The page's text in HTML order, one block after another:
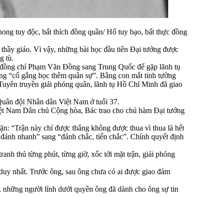
tuy độc, bất thích đồng quần/ Hổ tuy bạo, bất thực đồng
giáo. Vì vậy, những bài học đầu tiên Đại tướng được
tù.
chí Phạm Văn Đồng sang Trung Quốc để gặp lãnh tụ
“cố gắng học thêm quân sự”. Bằng con mắt tinh tường
truyền giải phóng quân, lãnh tụ Hồ Chí Minh đã giao
đội Nhân dân Việt Nam ở tuổi 37.
Nam Dân chủ Cộng hòa, Bác trao cho chú hàm Đại tướng
“Trận này chỉ được thắng không được thua vì thua là hết
nhanh” sang “đánh chắc, tiến chắc”. Chính quyết định
thủ từng phút, từng giờ, xốc tới mặt trận, giải phóng
nhất. Trước ông, sau ông chưa có ai được giao đảm
người lính dưới quyền ông đã dành cho ông sự tin